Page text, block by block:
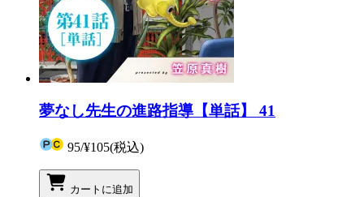
夢なし先生の進路指導【単話】 41
95/¥105(税込)
カートに追加